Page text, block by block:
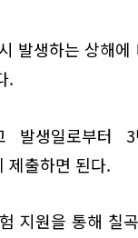
발생하는 상해
.
발생일로부
제출하면 된다.
지원을 통해 칠